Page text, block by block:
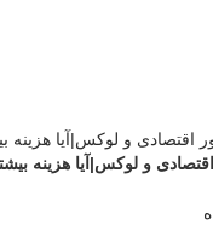
و لوکس|آیا هزینه